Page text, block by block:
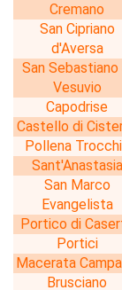
Cremano
San Cipriano
d'Aversa
San Sebastiano
Vesuvio
Capodrise
Castello di
Pollena
Sant'Anastasia
San Marco
Evangelista
Portico di
Portici
Macerata
Brusciano